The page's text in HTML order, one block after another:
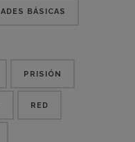
BÁSICAS
PRISIÓN
RED